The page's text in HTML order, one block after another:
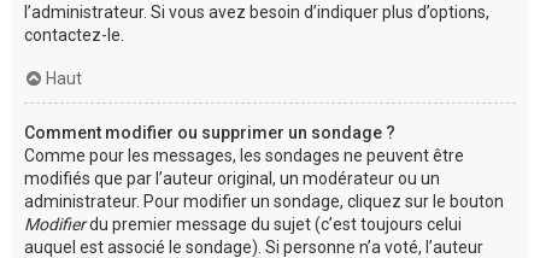
l’administrateur. Si vous avez besoin d’indiquer plus d’options,
contactez-le.
Haut
Comment modifier ou supprimer un sondage ?
Comme pour les messages, les sondages ne peuvent être
modifiés que par l’auteur original, un modérateur ou un
administrateur. Pour modifier un sondage, cliquez sur le bouton
Modifierdu premier message du sujet (c’est toujours celui
auquel est associé le sondage). Si personne n’a voté, l’auteur